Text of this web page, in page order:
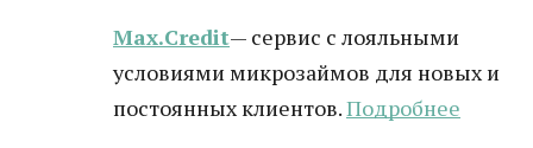
Max.Credit— сервис с лояльными
условиями микрозаймов для новых и
постоянных клиентов.Подробнее